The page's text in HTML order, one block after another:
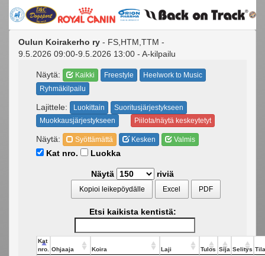
Oulun Koirakerho ry - FS,HTM,TTM -
9.5.2026 09:00-9.5.2026 13:00 - A-kilpailu
Näytä: Kaikki Freestyle
Heelwork to Music
Ryhmäkilpailu
Lajittele: Luokittain
Suoritusjärjestykseen
Muokkausjärjestykseen
Piilota/näytä keskeytetyt
Näytä: Syöttämättä Kesken Valmis
Kat nro. Luokka
Näytä riviä
Kopioi leikepöydälle Excel PDF
Etsi kaikista kentistä:
Kat
nro.
Ohjaaja Koira Laji Tulos Sija Selitys Tila